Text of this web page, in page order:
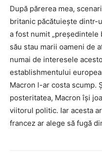
După părerea mea,
britanic păcătuiește dintr-
a fost numit „președintele
său stau marii oameni de
numai de interesele
establishmentului
Macron l-ar costa scump.
posteritatea, Macron își
viitorul politic. Iar acesta
francez ar alege să fugă